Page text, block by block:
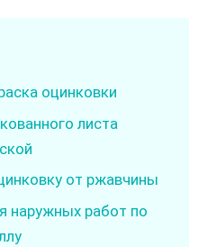
оцинковки
листа
от ржавчины
наружных работ по